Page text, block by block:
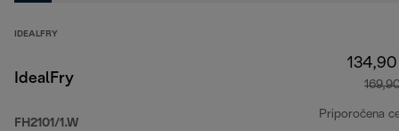
IDEALFRY
IdealFry
FH2101/1.W
Priporočena